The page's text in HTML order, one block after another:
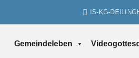
IS-KG-
Gemeindeleben